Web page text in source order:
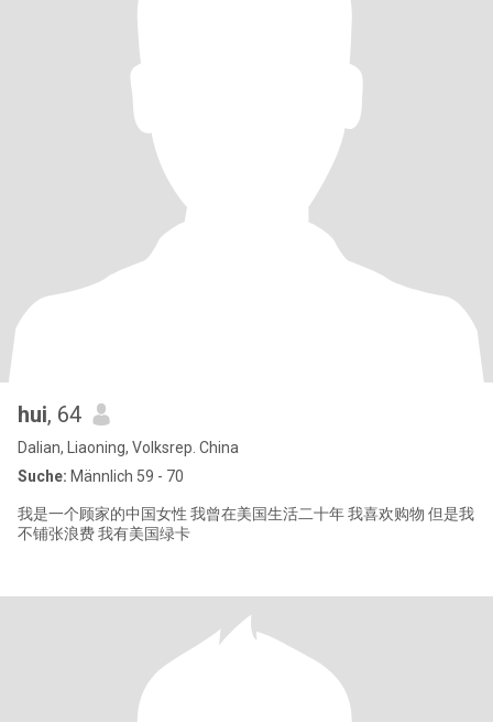
hui, 64
Dalian, Liaoning, Volksrep. China
Suche: Männlich 59 - 70
我是一个顾家的中国女性 我曾在美国生活二十年 我喜欢购物 但是我
不铺张浪费 我有美国绿卡